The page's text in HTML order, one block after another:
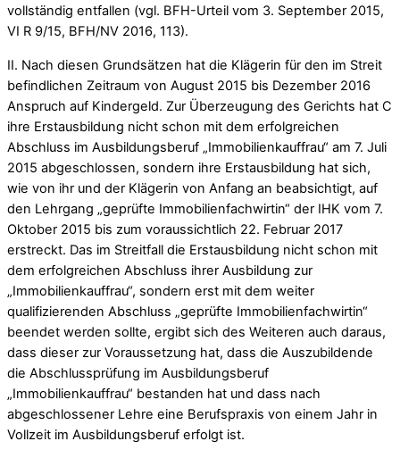
vollständig entfallen (vgl. BFH-Urteil vom 3. September 2015,
VI R 9/15, BFH/NV 2016, 113).
II. Nach diesen Grundsätzen hat die Klägerin für den im Streit
befindlichen Zeitraum von August 2015 bis Dezember 2016
Anspruch auf Kindergeld. Zur Überzeugung des Gerichts hat C
ihre Erstausbildung nicht schon mit dem erfolgreichen
Abschluss im Ausbildungsberuf „Immobilienkauffrau“ am 7. Juli
2015 abgeschlossen, sondern ihre Erstausbildung hat sich,
wie von ihr und der Klägerin von Anfang an beabsichtigt, auf
den Lehrgang „geprüfte Immobilienfachwirtin“ der IHK vom 7.
Oktober 2015 bis zum voraussichtlich 22. Februar 2017
erstreckt. Das im Streitfall die Erstausbildung nicht schon mit
dem erfolgreichen Abschluss ihrer Ausbildung zur
„Immobilienkauffrau“, sondern erst mit dem weiter
qualifizierenden Abschluss „geprüfte Immobilienfachwirtin“
beendet werden sollte, ergibt sich des Weiteren auch daraus,
dass dieser zur Voraussetzung hat, dass die Auszubildende
die Abschlussprüfung im Ausbildungsberuf
„Immobilienkauffrau“ bestanden hat und dass nach
abgeschlossener Lehre eine Berufspraxis von einem Jahr in
Vollzeit im Ausbildungsberuf erfolgt ist.